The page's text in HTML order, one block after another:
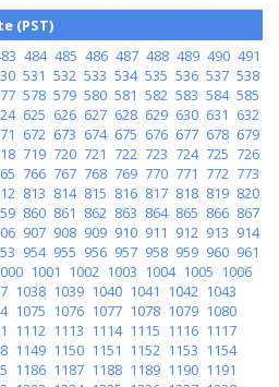
(PST)
484 485 486 487 488 489 490 491
531 532 533 534 535 536 537 538
578 579 580 581 582 583 584 585
625 626 627 628 629 630 631 632
672 673 674 675 676 677 678 679
719 720 721 722 723 724 725 726
766 767 768 769 770 771 772 773
813 814 815 816 817 818 819 820
860 861 862 863 864 865 866 867
907 908 909 910 911 912 913 914
954 955 956 957 958 959 960 961
1001 1002 1003 1004 1005 1006
1038 1039 1040 1041 1042 1043
1075 1076 1077 1078 1079 1080
1112 1113 1114 1115 1116 1117
1149 1150 1151 1152 1153 1154
1186 1187 1188 1189 1190 1191